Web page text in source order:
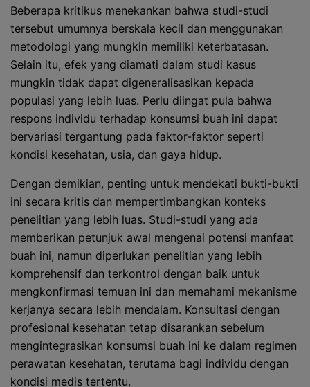
Beberapa kritikus menekankan bahwa studi-studi
tersebut umumnya berskala kecil dan menggunakan
metodologi yang mungkin memiliki keterbatasan.
Selain itu, efek yang diamati dalam studi kasus
mungkin tidak dapat digeneralisasikan kepada
populasi yang lebih luas. Perlu diingat pula bahwa
respons individu terhadap konsumsi buah ini dapat
bervariasi tergantung pada faktor-faktor seperti
kondisi kesehatan, usia, dan gaya hidup.
Dengan demikian, penting untuk mendekati bukti-bukti
ini secara kritis dan mempertimbangkan konteks
penelitian yang lebih luas. Studi-studi yang ada
memberikan petunjuk awal mengenai potensi manfaat
buah ini, namun diperlukan penelitian yang lebih
komprehensif dan terkontrol dengan baik untuk
mengkonfirmasi temuan ini dan memahami mekanisme
kerjanya secara lebih mendalam. Konsultasi dengan
profesional kesehatan tetap disarankan sebelum
mengintegrasikan konsumsi buah ini ke dalam regimen
perawatan kesehatan, terutama bagi individu dengan
kondisi medis tertentu.